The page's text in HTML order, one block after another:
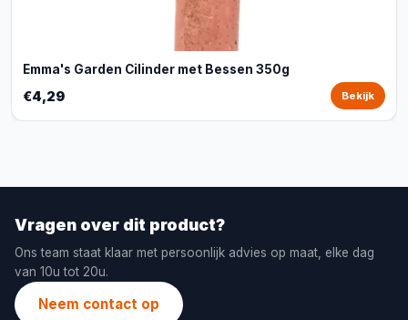
Emma's Garden Cilinder met Bessen 350g
€4,29 Bekijk
Vragen over dit product?
Ons team staat klaar met persoonlijk advies op maat, elke dag
van 10u tot 20u.
Neem contact op